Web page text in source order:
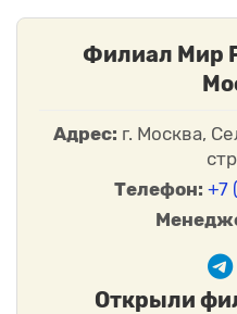
Филиал Мир
Адрес: г. Москва,
Телефон: +7
Открыли